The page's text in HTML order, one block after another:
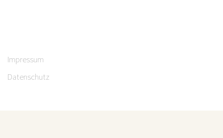
Impressum
Datenschutz